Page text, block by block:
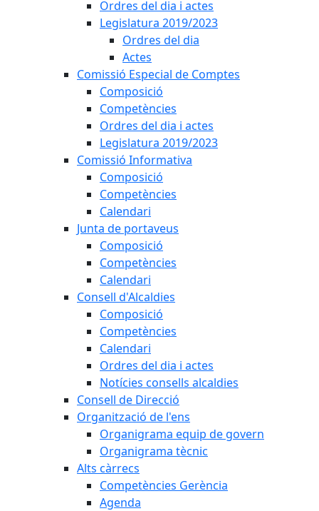
Ordres del dia i actes
Legislatura 2019/2023
Ordres del dia
Actes
Comissió Especial de Comptes
Composició
Competències
Ordres del dia i actes
Legislatura 2019/2023
Comissió Informativa
Composició
Competències
Calendari
Junta de portaveus
Composició
Competències
Calendari
Consell d'Alcaldies
Composició
Competències
Calendari
Ordres del dia i actes
Notícies consells alcaldies
Consell de Direcció
Organització de l'ens
Organigrama equip de govern
Organigrama tècnic
Alts càrrecs
Competències Gerència
Agenda